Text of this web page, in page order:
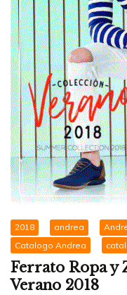
2018 andrea
Catalogo Andrea
Ferrato Ropa y
Verano 2018